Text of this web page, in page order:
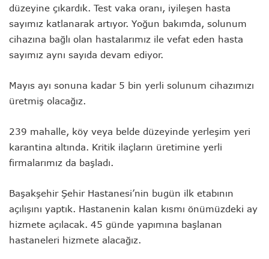
düzeyine çıkardık. Test vaka oranı, iyileşen hasta
sayımız katlanarak artıyor. Yoğun bakımda, solunum
cihazına bağlı olan hastalarımız ile vefat eden hasta
sayımız aynı sayıda devam ediyor.
Mayıs ayı sonuna kadar 5 bin yerli solunum cihazımızı
üretmiş olacağız.
239 mahalle, köy veya belde düzeyinde yerleşim yeri
karantina altında. Kritik ilaçların üretimine yerli
firmalarımız da başladı.
Başakşehir Şehir Hastanesi’nin bugün ilk etabının
açılışını yaptık. Hastanenin kalan kısmı önümüzdeki ay
hizmete açılacak. 45 günde yapımına başlanan
hastaneleri hizmete alacağız.